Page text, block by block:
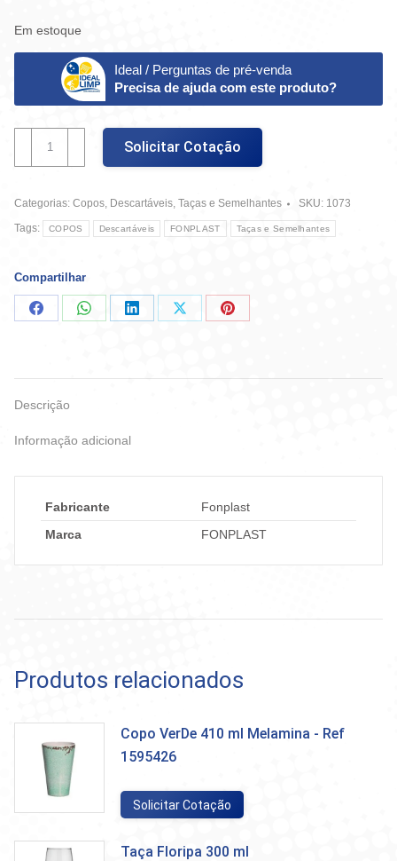
Em estoque
Ideal / Perguntas de pré-venda
Precisa de ajuda com este produto?
180
Fonplast
C/
Branco
quantidade
Solicitar Cotação
Categorias: Copos, Descartáveis, Taças e Semelhantes SKU: 1073
Tags:
COPOS Descartáveis FONPLAST Taças e Semelhantes
Compartilhar
CompartilharCompartilharCompartilharCompartilharCompartilhar
Descrição
Informação adicional
Fabricante
Fonplast
Marca
FONPLAST
Produtos relacionados
Copo VerDe 410 ml Melamina - Ref
1595426
Solicitar Cotação
Taça Floripa 300 ml